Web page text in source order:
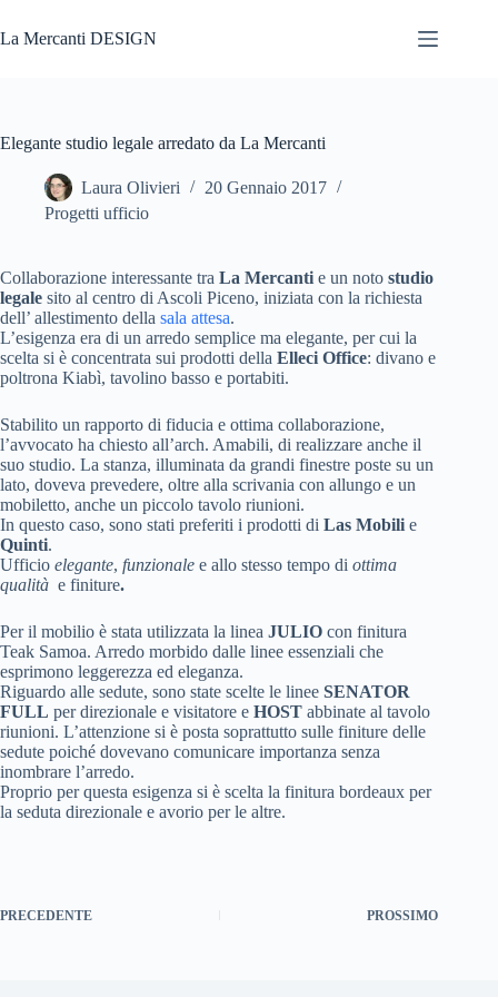
al
contenuto
La Mercanti DESIGN
Elegante studio legale arredato da La Mercanti
Laura Olivieri
20 Gennaio 2017
Progetti ufficio
Collaborazione interessante tra La Mercanti e un noto studio
legale sito al centro di Ascoli Piceno, iniziata con la richiesta
dell’ allestimento della sala attesa.
L’esigenza era di un arredo semplice ma elegante, per cui la
scelta si è concentrata sui prodotti della Elleci Office: divano e
poltrona Kiabì, tavolino basso e portabiti.
Stabilito un rapporto di fiducia e ottima collaborazione,
l’avvocato ha chiesto all’arch. Amabili, di realizzare anche il
suo studio. La stanza, illuminata da grandi finestre poste su un
lato, doveva prevedere, oltre alla scrivania con allungo e un
mobiletto, anche un piccolo tavolo riunioni.
In questo caso, sono stati preferiti i prodotti di Las Mobili e
Quinti.
Ufficio elegante, funzionale e allo stesso tempo di ottima
qualità e finiture.
Per il mobilio è stata utilizzata la linea JULIO con finitura
Teak Samoa. Arredo morbido dalle linee essenziali che
esprimono leggerezza ed eleganza.
Riguardo alle sedute, sono state scelte le linee SENATOR
FULL per direzionale e visitatore e HOST abbinate al tavolo
riunioni. L’attenzione si è posta soprattutto sulle finiture delle
sedute poiché dovevano comunicare importanza senza
inombrare l’arredo.
Proprio per questa esigenza si è scelta la finitura bordeaux per
la seduta direzionale e avorio per le altre.
PRECEDENTE PROSSIMO